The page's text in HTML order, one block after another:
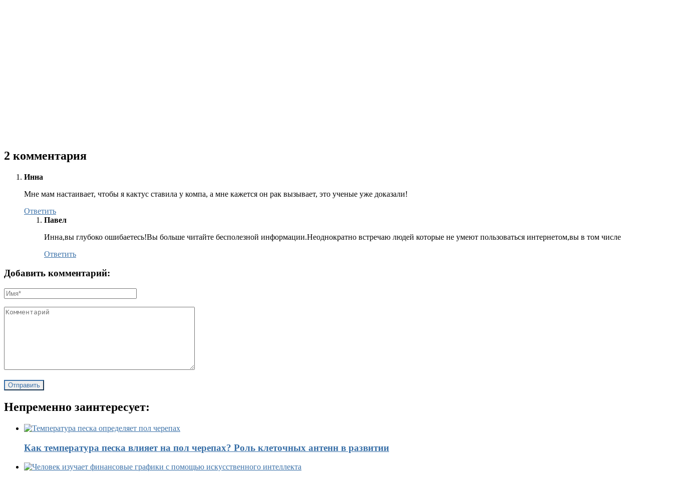
2 комментария
Инна
Мне мам настаивает, чтобы я кактус ставила у компа, а мне кажется он рак вызывает, это ученые уже доказали!
Ответить
Павел
Инна,вы глубоко ошибаетесь!Вы больше читайте бесполезной информации.Неоднократно встречаю людей которые не умеют пользоваться интернетом,вы в том числе
Ответить
Добавить комментарий:
Непременно заинтересует:
Как температура песка влияет на пол черепах? Роль клеточных антенн в развитии